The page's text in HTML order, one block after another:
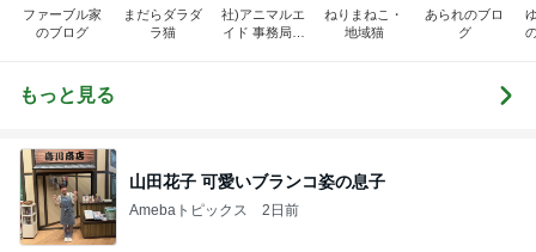
ファーブル家
のブログ
まだらダラダ
ラ猫
社)アニマルエ
イド 事務局＆
ねりまねこ・
地域猫
あられのブロ
グ
もっと見る
山田花子 可愛いブランコ姿の息子
Amebaトピックス 2日前